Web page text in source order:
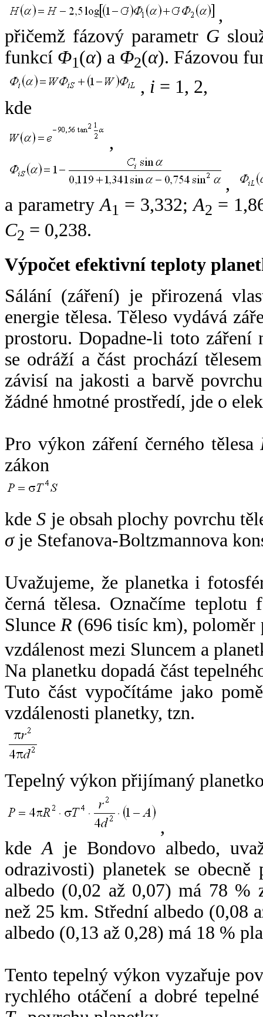
,
přičemž fázový parametr G
funkcí Φ1(α) a Φ2(α). Fázovou
, i = 1, 2,
kde
,
,
a parametryA1 = 3,332;A2 =
C2 = 0,238.
Výpočet efektivní teploty
Sálání (záření) je přirozená
energie tělesa. Těleso vydává
prostoru. Dopadne-li toto záření
se odráží a část prochází
závisí na jakosti a barvě
žádné hmotné prostředí, jde o
Pro výkon záření černého tělesa
zákon
kdeS je obsah plochy povrchu
σje Stefanova-Boltzmannova
Uvažujeme, že planetka i
černá tělesa. Označíme
SlunceR (696 tisíc km),
vzdálenost mezi Sluncem a
Na planetku dopadá část
Tuto část vypočítáme jako
vzdálenosti planetky, tzn.
Tepelný výkon přijímaný
,
kdeA je Bondovo albedo,
odrazivosti) planetek se
albedo (0,02 až 0,07) má 78 %
než 25 km. Střední albedo (0,08
albedo (0,13 až 0,28) má 18 %
Tento tepelný výkon vyzařuje
rychlého otáčení a dobré